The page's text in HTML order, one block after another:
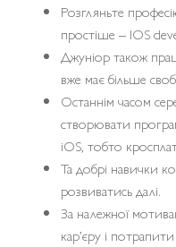
Розгляньте
простіше – IOS
Джуніор також
вже має більше
Останнім часом
створювати
iOS, тобто
Та добрі навички
розвиватись далі.
За належної
кар’єру і